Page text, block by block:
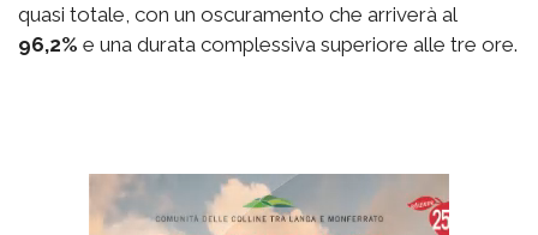
quasi totale, con un oscuramento che arriverà al
96,2% e una durata complessiva superiore alle tre ore.